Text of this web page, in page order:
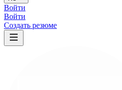
Войти
Войти
Создать резюме